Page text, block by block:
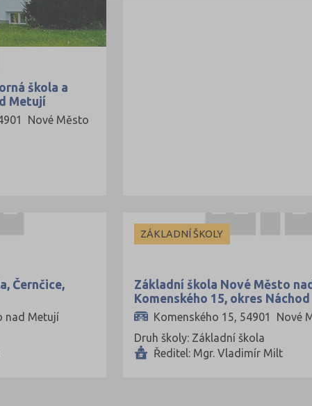
škola a
Metují
Nové Město
Černčice,
nad Metují
ZÁKLADNÍ ŠKOLY
Základní škola Nové Město
Komenského 15, okres Náchod
Komenského 15, 54901 Nové
Druh školy: Základní škola
Ředitel: Mgr. Vladimír Milt